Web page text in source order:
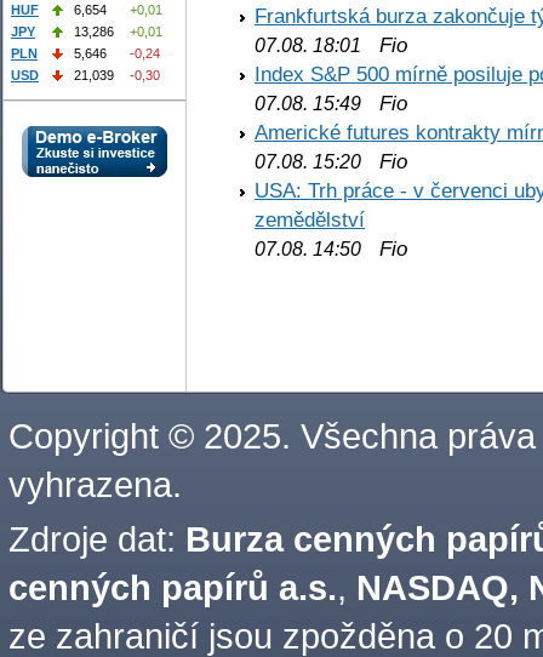
Frankfurtská burza zakončuje
07.08. 18:01
Fio
Index S&P 500 mírně posiluje
07.08. 15:49 Fio
Americké futures kontrakty
07.08. 15:20 Fio
USA: Trh práce - v červenci
zemědělství
07.08. 14:50 Fio
HUF
6,654
+0,01
JPY
13,286
+0,01
PLN
5,646
-0,24
USD
21,039 -0,30
Copyright © 2025. Všechna práva
vyhrazena.
Zdroje dat: Burza cenných
cenných papírů a.s., NASDAQ,
ze zahraničí jsou zpožděna o 20